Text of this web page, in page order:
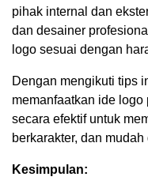
pihak internal dan
dan desainer
logo sesuai dengan
Dengan mengikuti tips
memanfaatkan ide
secara efektif untuk
berkarakter, dan mudah
Kesimpulan: